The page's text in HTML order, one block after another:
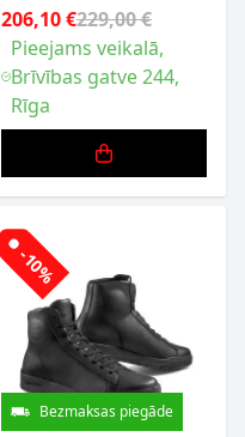
206,10 €229,00 €
Pieejams veikalā,
Brīvības gatve 244,
Rīga
-10%
Bezmaksas piegāde